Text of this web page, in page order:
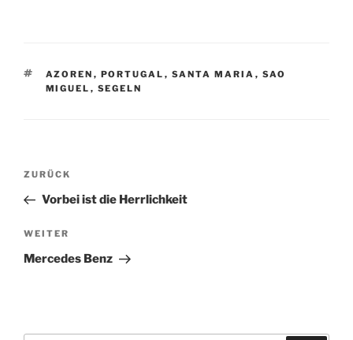
SCHLAGWÖRTER
AZOREN , PORTUGAL , SANTA MARIA , SAO
MIGUEL , SEGELN
Beitragsnavigation
Vorheriger
Beitrag
ZURÜCK
Vorbei ist die Herrlichkeit
Nächster
Beitrag
WEITER
Mercedes Benz